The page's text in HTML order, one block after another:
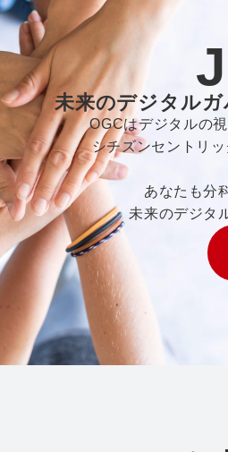
未来のデジタル
OGCはデジタルの
シチズンセントリ
あなたも分
未来のデジタ